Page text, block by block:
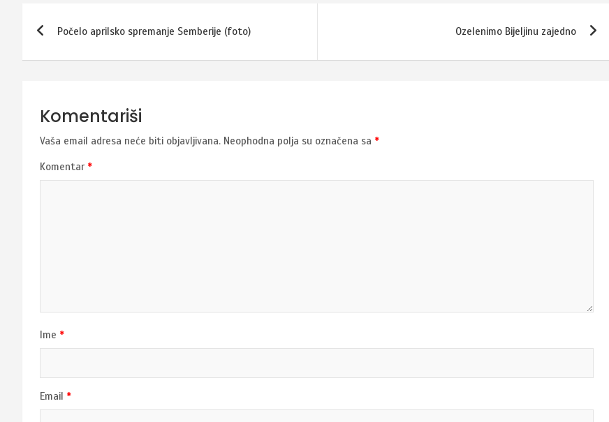
Navigacija
članaka
Počelo aprilsko spremanje Semberije (foto) Ozelenimo Bijeljinu zajedno
Komentariši
Vaša email adresa neće biti objavljivana. Neophodna polja su označena sa *
Komentar *
Ime *
Email *